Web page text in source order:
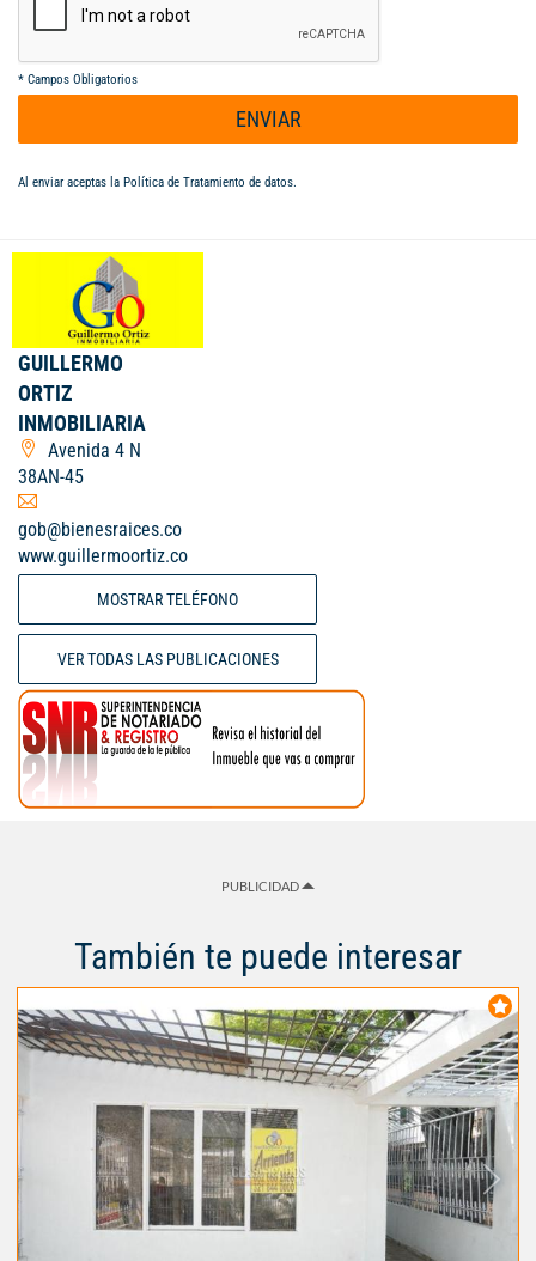
* Campos Obligatorios
ENVIAR
Al enviar aceptas la Política de Tratamiento de datos.
GUILLERMO
ORTIZ
INMOBILIARIA
Avenida 4 N
38AN-45
gob@bienesraices.co
www.guillermoortiz.co
MOSTRAR TELÉFONO
VER TODAS LAS PUBLICACIONES
PUBLICIDAD
También te puede interesar